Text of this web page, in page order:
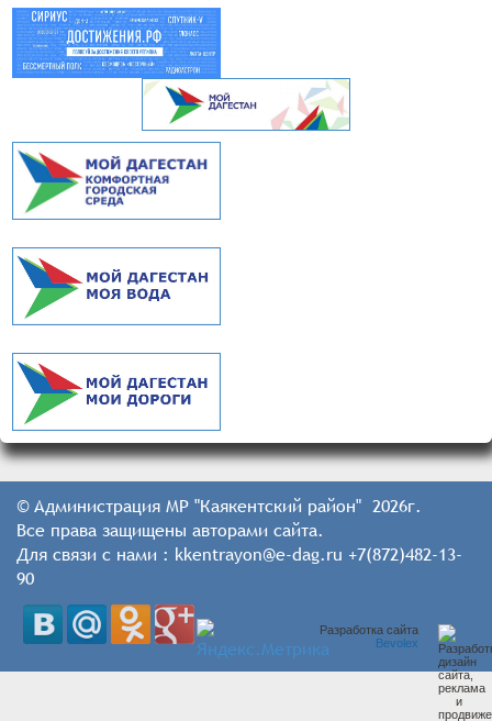
© Администрация МР "Каякентский район" 2026г.
Все права защищены авторами сайта.
Для связи с нами : kkentrayon@e-dag.ru +7(872)482-13-
90
Разработка сайта
Bevolex